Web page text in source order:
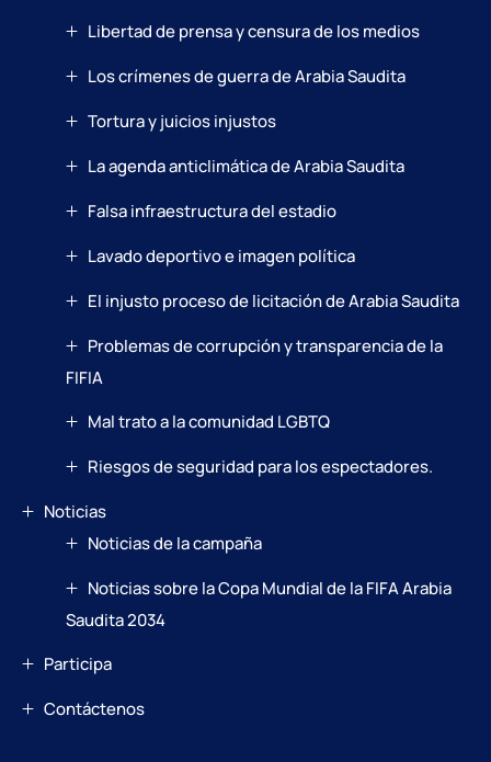
Libertad de prensa y censura de los medios
Los crímenes de guerra de Arabia Saudita
Tortura y juicios injustos
La agenda anticlimática de Arabia Saudita
Falsa infraestructura del estadio
Lavado deportivo e imagen política
El injusto proceso de licitación de Arabia Saudita
Problemas de corrupción y transparencia de la
FIFIA
Mal trato a la comunidad LGBTQ
Riesgos de seguridad para los espectadores.
Noticias
Noticias de la campaña
Noticias sobre la Copa Mundial de la FIFA Arabia
Saudita 2034
Participa
Contáctenos